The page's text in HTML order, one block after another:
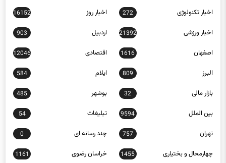
اجتماعی 15588 اخبار استانها 0
اخبار تکنولوژی 272 اخبار روز 16152
اخبار ورزشی 21392 اردبیل 903
اصفهان 1616 اقتصادی 12046
البرز 809
584
بازار مالی 32 بوشهر 485
بین الملل 9594 تبلیغات 54
تهران 757 چند رسانه ای 0